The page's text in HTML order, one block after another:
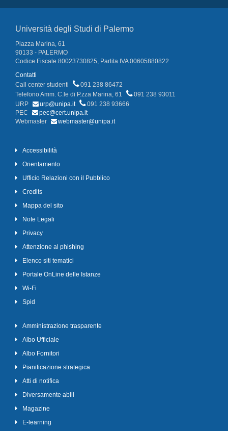
Università degli Studi di Palermo
Piazza Marina, 61
90133 - PALERMO
Codice Fiscale 80023730825, Partita IVA 00605880822
Contatti
Call center studenti
091 238 86472
Telefono Amm. C.le di P.zza Marina, 61
091 238 93011
URP
urp@unipa.it
091 238 93666
PEC
pec@cert.unipa.it
Webmaster
webmaster@unipa.it
Accessibilità
Orientamento
Ufficio Relazioni con il Pubblico
Credits
Mappa del sito
Note Legali
Privacy
Attenzione al phishing
Elenco siti tematici
Portale OnLine delle Istanze
Wi-Fi
Spid
Amministrazione trasparente
Albo Ufficiale
Albo Fornitori
Pianificazione strategica
Atti di notifica
Diversamente abili
Magazine
E-learning